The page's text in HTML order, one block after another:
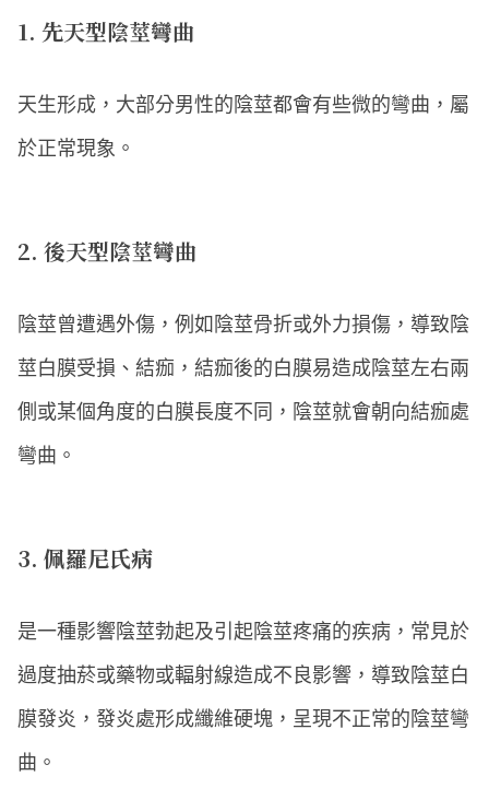
1. 先天型陰莖彎曲
天生形成，大部分男性的陰莖都會有些微的彎曲，屬
於正常現象。
2. 後天型陰莖彎曲
陰莖曾遭遇外傷，例如陰莖骨折或外力損傷，導致陰
莖白膜受損、結痂，結痂後的白膜易造成陰莖左右兩
側或某個角度的白膜長度不同，陰莖就會朝向結痂處
彎曲。
3. 佩羅尼氏病
是一種影響陰莖勃起及引起陰莖疼痛的疾病，常見於
過度抽菸或藥物或輻射線造成不良影響，導致陰莖白
膜發炎，發炎處形成纖維硬塊，呈現不正常的陰莖彎
曲。